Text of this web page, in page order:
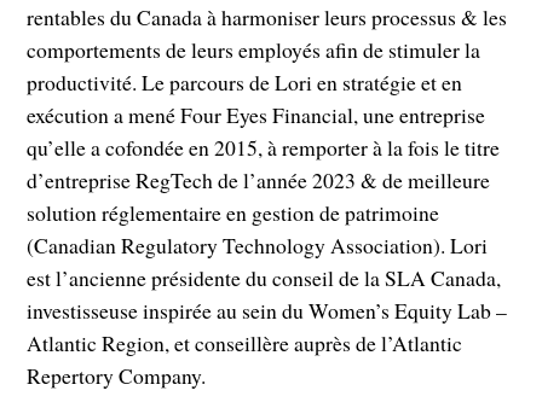
rentables du Canada à harmoniser leurs processus & les
comportements de leurs employés afin de stimuler la
productivité. Le parcours de Lori en stratégie et en
exécution a mené Four Eyes Financial, une entreprise
qu’elle a cofondée en 2015, à remporter à la fois le titre
d’entreprise RegTech de l’année 2023 & de meilleure
solution réglementaire en gestion de patrimoine
(Canadian Regulatory Technology Association). Lori
est l’ancienne présidente du conseil de la SLA Canada,
investisseuse inspirée au sein du Women’s Equity Lab –
Atlantic Region, et conseillère auprès de l’Atlantic
Repertory Company.